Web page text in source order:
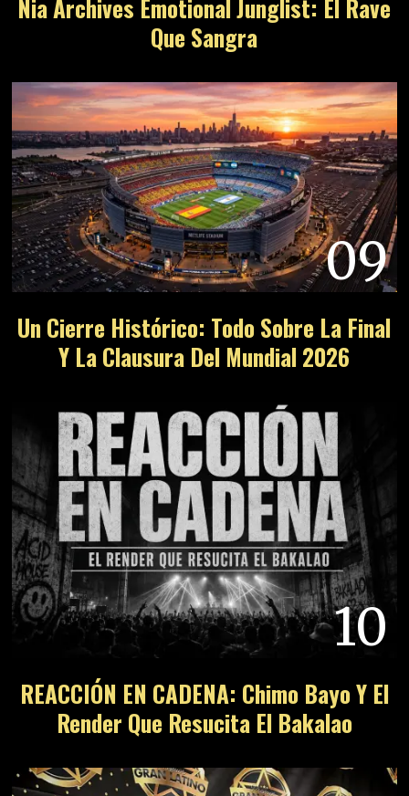
Nia Archives Emotional Junglist: El Rave
Que Sangra
09
Un Cierre Histórico: Todo Sobre La Final
Y La Clausura Del Mundial 2026
10
REACCIÓN EN CADENA: Chimo Bayo Y El
Render Que Resucita El Bakalao